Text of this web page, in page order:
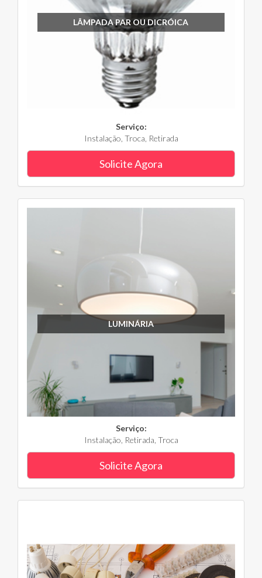
LÂMPADA PAR OU DICRÓICA
Serviço:
Instalação, Troca, Retirada
Solicite Agora
LUMINÁRIA
Serviço:
Instalação, Retirada, Troca
Solicite Agora